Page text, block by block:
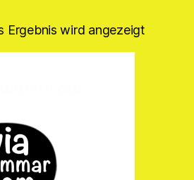
Ergebnis wird angezeigt